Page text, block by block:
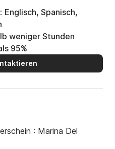
Englisch, Spanisch,
weniger Stunden
95%
: Marina Del